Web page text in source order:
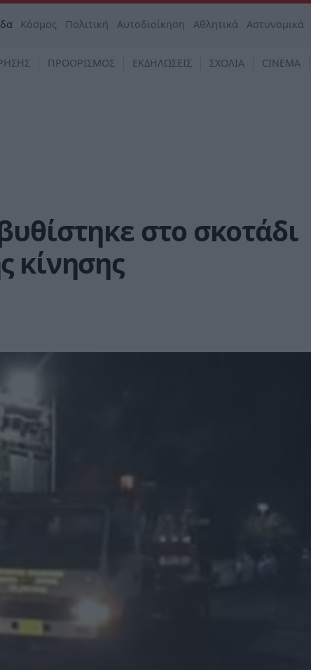
Κόσμος Πολιτική Αυτοδιοίκηση Αθλητικά Αστυνομικά
ΠΡΟΟΡΙΣΜΟΣ ΕΚΔΗΛΩΣΕΙΣ ΣΧΟΛΙΑ CINEMA
στο σκοτάδι
κίνησης